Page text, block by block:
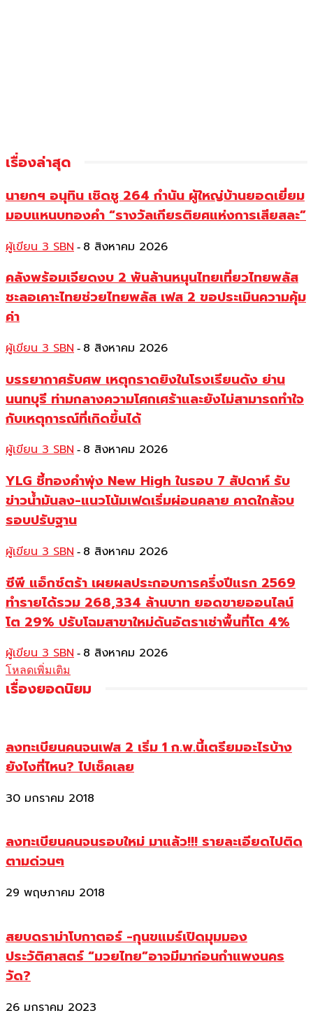
เรื่องล่าสุด
นายกฯ อนุทิน เชิดชู 264 กำนัน ผู้ใหญ่บ้านยอดเยี่ยม
มอบแหนบทองคำ “รางวัลเกียรติยศแห่งการเสียสละ”
ผู้เขียน 3 SBN - 8 สิงหาคม 2026
คลังพร้อมเจียดงบ 2 พันล้านหนุนไทยเที่ยวไทยพลัส
ชะลอเคาะไทยช่วยไทยพลัส เฟส 2 ขอประเมินความคุ้ม
ค่า
ผู้เขียน 3 SBN - 8 สิงหาคม 2026
บรรยากาศรับศพ เหตุกราดยิงในโรงเรียนดัง ย่าน
นนทบุรี ท่ามกลางความโศกเศร้าและยังไม่สามารถทำใจ
กับเหตุการณ์ที่เกิดขึ้นได้
ผู้เขียน 3 SBN - 8 สิงหาคม 2026
YLG ชี้ทองคำพุ่ง New High ในรอบ 7 สัปดาห์ รับ
ข่าวน้ำมันลง-แนวโน้มเฟดเริ่มผ่อนคลาย คาดใกล้จบ
รอบปรับฐาน
ผู้เขียน 3 SBN - 8 สิงหาคม 2026
ซีพี แอ็กซ์ตร้า เผยผลประกอบการครึ่งปีแรก 2569
ทำรายได้รวม 268,334 ล้านบาท ยอดขายออนไลน์
โต 29% ปรับโฉมสาขาใหม่ดันอัตราเช่าพื้นที่โต 4%
ผู้เขียน 3 SBN - 8 สิงหาคม 2026
โหลดเพิ่มเติม
เรื่องยอดนิยม
ลงทะเบียนคนจนเฟส 2 เริ่ม 1 ก.พ.นี้เตรียมอะไรบ้าง
ยังไงที่ไหน? ไปเช็คเลย
30 มกราคม 2018
ลงทะเบียนคนจนรอบใหม่ มาแล้ว!!! รายละเอียดไปติด
ตามด่วนๆ
29 พฤษภาคม 2018
สยบดราม่าโบกาตอร์ -กุนขแมร์เปิดมุมมอง
ประวัติศาสตร์ “มวยไทย”อาจมีมาก่อนกำแพงนคร
วัด?
26 มกราคม 2023